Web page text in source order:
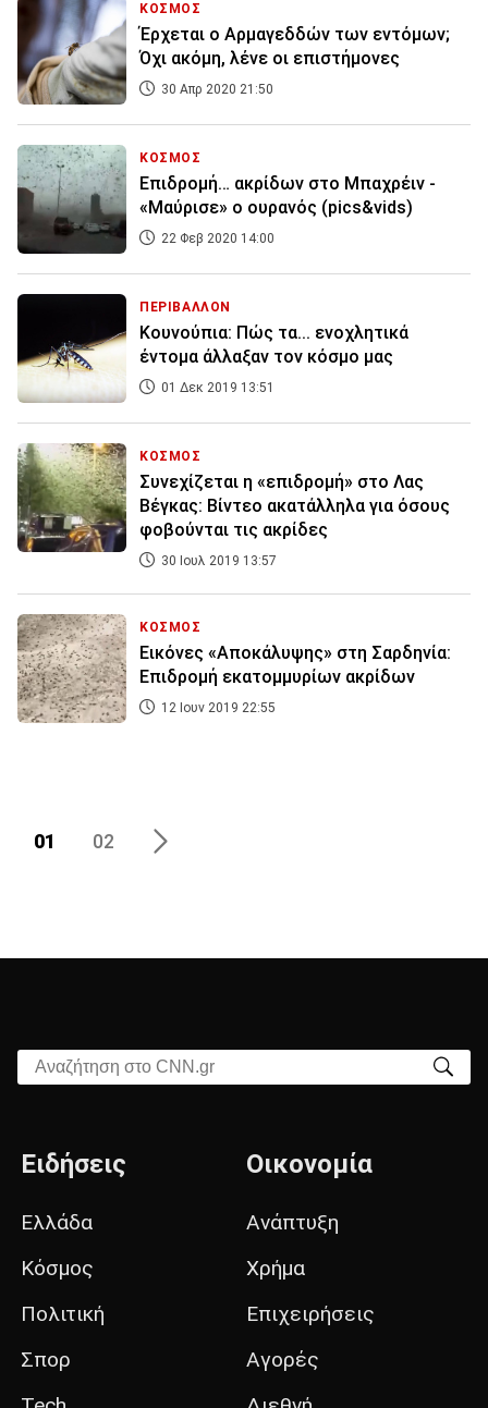
ΚΟΣΜΟΣ
Έρχεται ο Αρμαγεδδών των εντόμων;
Όχι ακόμη, λένε οι επιστήμονες
30 Απρ 2020 21:50
ΚΟΣΜΟΣ
Επιδρομή… ακρίδων στο Μπαχρέιν -
«Μαύρισε» ο ουρανός (pics&vids)
22 Φεβ 2020 14:00
ΠΕΡΙΒΑΛΛΟΝ
Κουνούπια: Πώς τα... ενοχλητικά
έντομα άλλαξαν τον κόσμο μας
01 Δεκ 2019 13:51
ΚΟΣΜΟΣ
Συνεχίζεται η «επιδρομή» στο Λας
Βέγκας: Βίντεο ακατάλληλα για όσους
φοβούνται τις ακρίδες
30 Ιουλ 2019 13:57
ΚΟΣΜΟΣ
Εικόνες «Αποκάλυψης» στη Σαρδηνία:
Επιδρομή εκατομμυρίων ακρίδων
12 Ιουν 2019 22:55
01 02
Αναζήτηση στο CNN.gr
Ειδήσεις
Ελλάδα
Κόσμος
Πολιτική
Σπορ
Οικονομία
Ανάπτυξη
Χρήμα
Επιχειρήσεις
Αγορές